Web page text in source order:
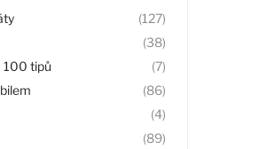
(127)
(38)
100 tipů
(7)
(86)
(4)
(89)